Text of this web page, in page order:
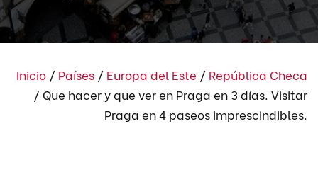
Inicio / Países / Europa del Este / República Checa
/ Que hacer y que ver en Praga en 3 días. Visitar
Praga en 4 paseos imprescindibles.